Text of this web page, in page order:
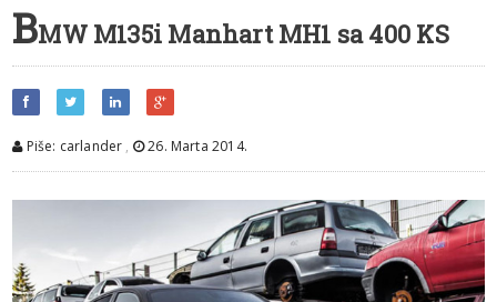
BMW M135i Manhart MH1 sa 400 KS
Piše: carlander , 26. Marta 2014.